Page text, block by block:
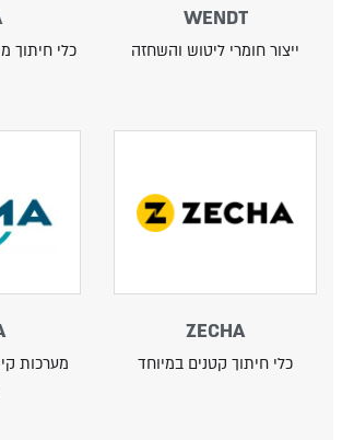
כלי חיתוך
WENDT
ייצור חומרי ליטוש והשחזה
מערכות
ZECHA
כלי חיתוך קטנים במיוחד